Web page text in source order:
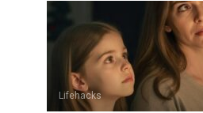
Lifehacks